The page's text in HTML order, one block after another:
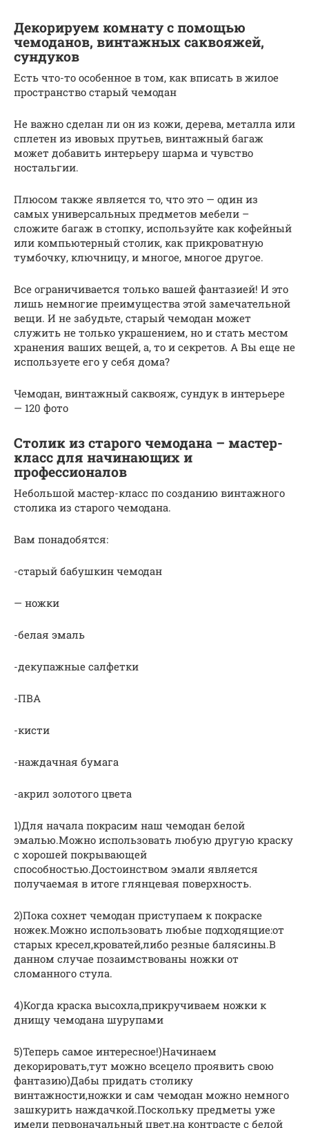
Декорируем комнату с помощью
чемоданов, винтажных саквояжей,
сундуков
Есть что-то особенное в том, как вписать в жилое
пространство старый чемодан
Не важно сделан ли он из кожи, дерева, металла или
сплетен из ивовых прутьев, винтажный багаж
может добавить интерьеру шарма и чувство
ностальгии.
Плюсом также является то, что это — один из
самых универсальных предметов мебели –
сложите багаж в стопку, используйте как кофейный
или компьютерный столик, как прикроватную
тумбочку, ключницу, и многое, многое другое.
Все ограничивается только вашей фантазией! И это
лишь немногие преимущества этой замечательной
вещи. И не забудьте, старый чемодан может
служить не только украшением, но и стать местом
хранения ваших вещей, а, то и секретов. А Вы еще не
используете его у себя дома?
Чемодан, винтажный саквояж, сундук в интерьере
— 120 фото
Столик из старого чемодана – мастер-
класс для начинающих и
профессионалов
Небольшой мастер-класс по созданию винтажного
столика из старого чемодана.
Вам понадобятся:
-старый бабушкин чемодан
— ножки
-белая эмаль
-декупажные салфетки
-ПВА
-кисти
-наждачная бумага
-акрил золотого цвета
1)Для начала покрасим наш чемодан белой
эмалью.Можно использовать любую другую краску
с хорошей покрывающей
способностью.Достоинством эмали является
получаемая в итоге глянцевая поверхность.
2)Пока сохнет чемодан приступаем к покраске
ножек.Можно использовать любые подходящие:от
старых кресел,кроватей,либо резные балясины.В
данном случае позаимствованы ножки от
сломанного стула.
4)Когда краска высохла,прикручиваем ножки к
днищу чемодана шурупами
5)Теперь самое интересное!)Начинаем
декорировать,тут можно всецело проявить свою
фантазию)Дабы придать столику
винтажности,ножки и сам чемодан можно немного
зашкурить наждачкой.Поскольку предметы уже
имели первоначальный цвет,на контрасте с белой